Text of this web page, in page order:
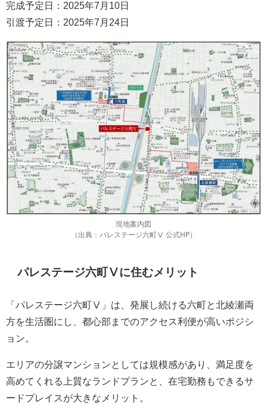
完成予定日：2025年7月10日
引渡予定日：2025年7月24日
現地案内図
（出典：パレステージ六町Ⅴ 公式HP）
パレステージ六町Ⅴに住むメリット
「パレステージ六町Ⅴ」は、発展し続ける六町と北綾瀬両
方を生活圏にし、都心部までのアクセス利便が高いポジシ
ョン。
エリアの分譲マンションとしては規模感があり、満足度を
高めてくれる上質なランドプランと、在宅勤務もできるサ
ードプレイスが大きなメリット。